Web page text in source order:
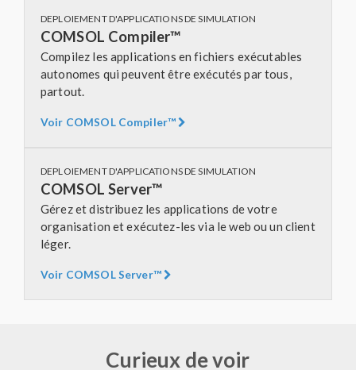
DEPLOIEMENT D'APPLICATIONS DE SIMULATION
COMSOL Compiler™
Compilez les applications en fichiers exécutables
autonomes qui peuvent être exécutés par tous,
partout.
Voir COMSOL Compiler™
DEPLOIEMENT D'APPLICATIONS DE SIMULATION
COMSOL Server™
Gérez et distribuez les applications de votre
organisation et exécutez-les via le web ou un client
léger.
Voir COMSOL Server™
Curieux de voir